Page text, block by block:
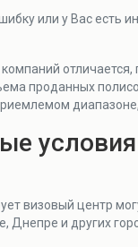
или у Вас есть
компаний
проданных
визовый центр
Днепре и других